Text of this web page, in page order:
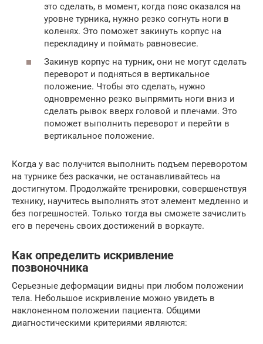
это сделать, в момент, когда пояс оказался на
уровне турника, нужно резко согнуть ноги в
коленях. Это поможет закинуть корпус на
перекладину и поймать равновесие.
Закинув корпус на турник, они не могут сделать
переворот и подняться в вертикальное
положение. Чтобы это сделать, нужно
одновременно резко выпрямить ноги вниз и
сделать рывок вверх головой и плечами. Это
поможет выполнить переворот и перейти в
вертикальное положение.
Когда у вас получится выполнить подъем переворотом
на турнике без раскачки, не останавливайтесь на
достигнутом. Продолжайте тренировки, совершенствуя
технику, научитесь выполнять этот элемент медленно и
без погрешностей. Только тогда вы сможете зачислить
его в перечень своих достижений в воркауте.
Как определить искривление
позвоночника
Серьезные деформации видны при любом положении
тела. Небольшое искривление можно увидеть в
наклоненном положении пациента. Общими
диагностическими критериями являются: